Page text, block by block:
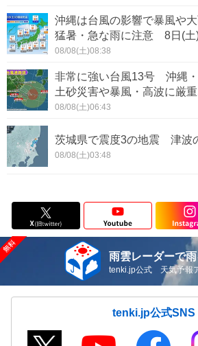
沖縄は台風の影響で暴風や
猛暑・急な雨に注意 8日(土
08/08(土)08:38
非常に強い台風13号 沖縄
土砂災害や暴風・高波に厳
08/08(土)06:43
茨城県で震度3の地震 津波
08/08(土)03:48
雨雲レーダーで雨
tenki.jp公式 天気予報
tenki.jp公式SNS